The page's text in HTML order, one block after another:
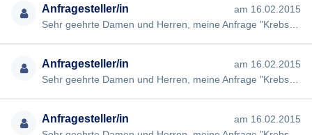
Anfragesteller/in
am 16.02.2015
Anfragesteller/in
am 16.02.2015
Anfragesteller/in
am 16.02.2015